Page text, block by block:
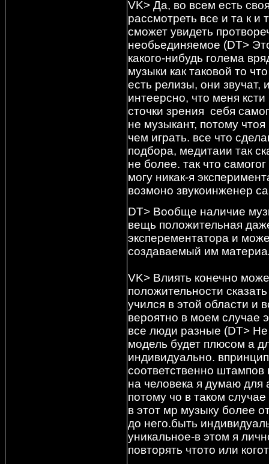
VK> Да, во всем есть
рассмотреть все и та к
сможет увидеть
необьединяемое (DT>
какого-нибудь голема
музыки как таковой то
есть релизы, они звучат,
интеерсно, что меня
сточки зрения себя
не музыкант, потому
чем играть. все что
подбора, медитаии так
не более. так что
могу никак-я
возмоно звукоинженер
DT> Вообще наличие
вещь положительная
эксперементатора и
создаваемый им
VK> Влиять конечно
положительности
учился в этой области и
вероятно в моем случае
все люди разные (DT>
модель будет плюсом а
индивидуально.
соответственно
на человека я думаю для
потому чо в таком
в этот мр музыку более
до него.быть
уникальное-в этом я
повторять чтото или